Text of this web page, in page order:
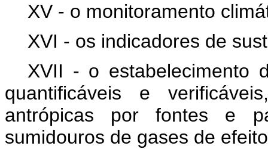
XV - o monitoramento
XVI - os indicadores de
XVII - o estabelecimento
quantificáveis e
antrópicas por fontes e
sumidouros de gases de